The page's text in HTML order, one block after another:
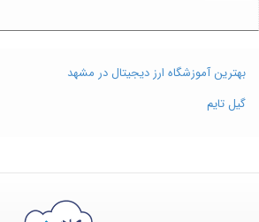
بهترین آموزشگاه ارز دیجیتال در مشهد
گیل تایم